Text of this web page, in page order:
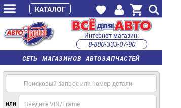
СЕТЬ МАГАЗИНОВ АВТОЗАПЧАСТЕЙ
Интернет-магазин:
8-800-333-07-90
часы работы с 9:00 до 22:00 (пн-пт)
или
КАТАЛОГ